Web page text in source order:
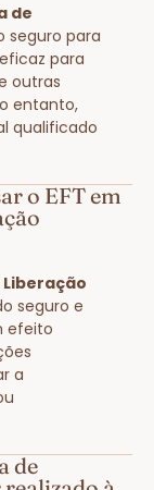
de
seguro para
para
outras
entanto,
qualificado
o EFT em
Liberação
seguro e
efeito
a
de